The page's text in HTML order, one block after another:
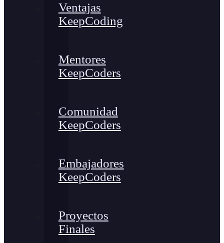
Ventajas
KeepCoding
Mentores
KeepCoders
Comunidad
KeepCoders
Embajadores
KeepCoders
Proyectos
Finales